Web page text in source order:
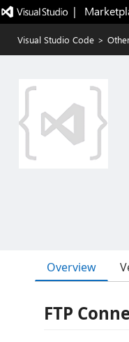
|
Visual Studio Code >
Overview
FTP